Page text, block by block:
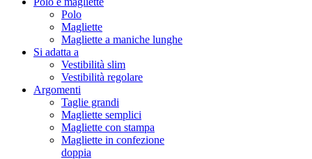
Polo
Magliette
Magliette a maniche lunghe
Si adatta a
Vestibilità slim
Vestibilità regolare
Argomenti
Taglie grandi
Magliette semplici
Magliette con stampa
Magliette in confezione
doppia